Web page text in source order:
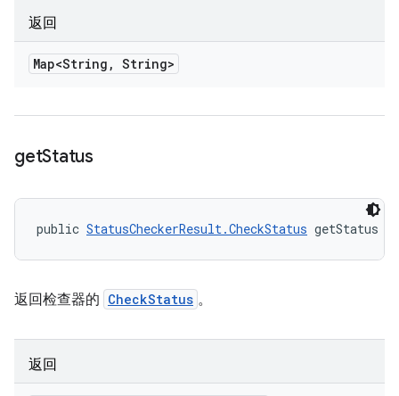
返回
Map<String , String>
getStatus
public StatusCheckerResult.CheckStatus getStatus
返回检查器的 CheckStatus 。
返回